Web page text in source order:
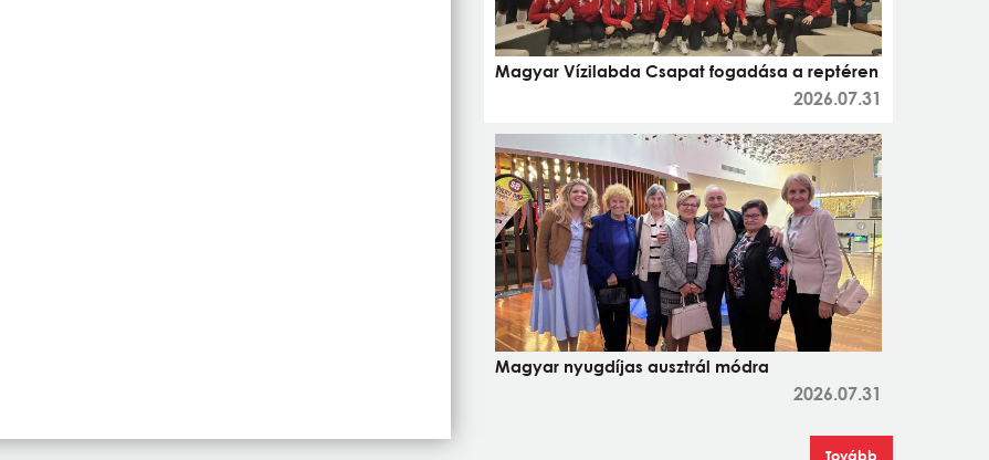
Magyar Vízilabda Csapat fogadása a reptéren
2026.07.31
Magyar nyugdíjas ausztrál módra
2026.07.31
Tovább